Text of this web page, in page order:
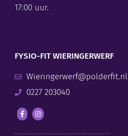
17:00 uur.
FYSIO-FIT WIERINGERWERF
Wieringerwerf@polderfit.nl
0227 203040